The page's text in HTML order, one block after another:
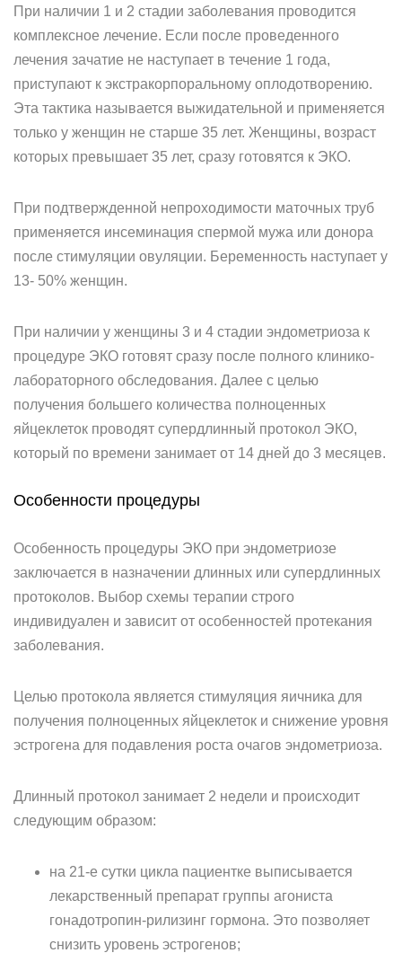
При наличии 1 и 2 стадии заболевания проводится
комплексное лечение. Если после проведенного
лечения зачатие не наступает в течение 1 года,
приступают к экстракорпоральному оплодотворению.
Эта тактика называется выжидательной и применяется
только у женщин не старше 35 лет. Женщины, возраст
которых превышает 35 лет, сразу готовятся к ЭКО.
При подтвержденной непроходимости маточных труб
применяется инсеминация спермой мужа или донора
после стимуляции овуляции. Беременность наступает у
13- 50% женщин.
При наличии у женщины 3 и 4 стадии эндометриоза к
процедуре ЭКО готовят сразу после полного клинико-
лабораторного обследования. Далее с целью
получения большего количества полноценных
яйцеклеток проводят супердлинный протокол ЭКО,
который по времени занимает от 14 дней до 3 месяцев.
Особенности процедуры
Особенность процедуры ЭКО при эндометриозе
заключается в назначении длинных или супердлинных
протоколов. Выбор схемы терапии строго
индивидуален и зависит от особенностей протекания
заболевания.
Целью протокола является стимуляция яичника для
получения полноценных яйцеклеток и снижение уровня
эстрогена для подавления роста очагов эндометриоза.
Длинный протокол занимает 2 недели и происходит
следующим образом:
на 21-е сутки цикла пациентке выписывается
лекарственный препарат группы агониста
гонадотропин-рилизинг гормона. Это позволяет
снизить уровень эстрогенов;